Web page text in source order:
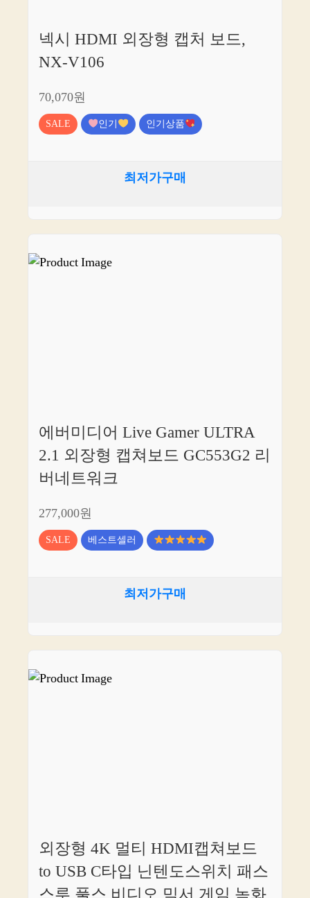
넥시 HDMI 외장형 캡처 보드,
NX-V106
70,070원
SALE 인기 인기상품
최저가구매
에버미디어 Live Gamer ULTRA
2.1 외장형 캡쳐보드 GC553G2 리
버네트워크
277,000원
SALE 베스트셀러
최저가구매
외장형 4K 멀티 HDMI캡쳐보드
to USB C타입 닌텐도스위치 패스